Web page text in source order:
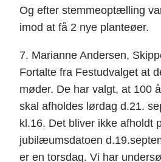
Og efter stemmeoptælling
imod at få 2 nye planteøer.
7. Marianne Andersen,
Fortalte fra Festudvalget at
møder. De har valgt, at 100
skal afholdes lørdag d.21.
kl.16. Det bliver ikke afholdt
jubilæumsdatoen
er en torsdag. Vi har